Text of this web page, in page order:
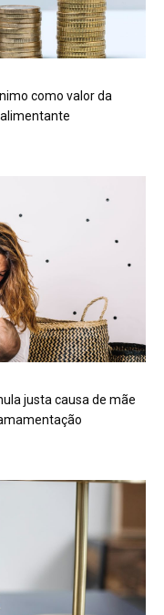
como valor da
justa causa de mãe